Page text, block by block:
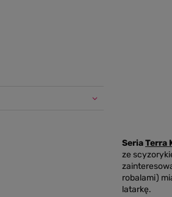
SeriaTerra
ze
robalami)
latarkę.